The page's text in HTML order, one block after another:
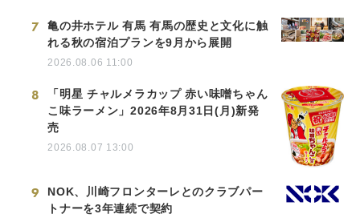
7
亀の井ホテル 有馬 有馬の歴史と文化に触
れる秋の宿泊プランを9月から展開
2026.08.06 11:00
8
「明星 チャルメラカップ 赤い味噌ちゃん
こ味ラーメン」2026年8月31日(月)新発
売
2026.08.07 13:00
9
NOK、川崎フロンターレとのクラブパー
トナーを3年連続で契約